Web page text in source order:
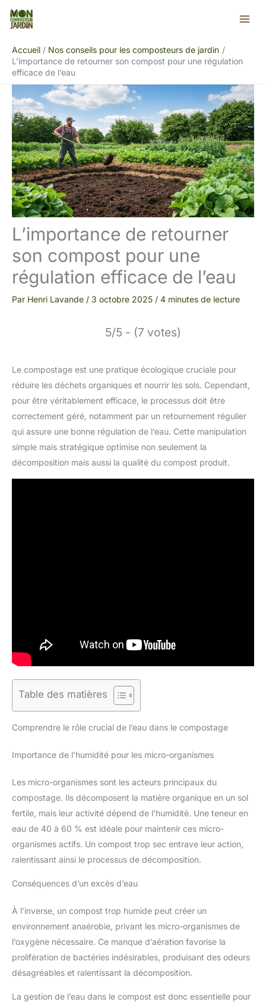
Aller
Accueil
Nos conseils pour les composteurs de jardin
L’importance de retourner son compost pour une régulation
efficace de l’eau
L’importance de retourner
son compost pour une
régulation efficace de l’eau
Par Henri Lavande / 3 octobre 2025 / 4 minutes de lecture
5/5 - (7 votes)
Le compostage est une pratique écologique cruciale pour
réduire les déchets organiques et nourrir les sols. Cependant,
pour être véritablement efficace, le processus doit être
correctement géré, notamment par un retournement régulier
qui assure une bonne régulation de l’eau. Cette manipulation
simple mais stratégique optimise non seulement la
décomposition mais aussi la qualité du compost produit.
Table des matières
Comprendre le rôle crucial de l’eau dans le compostage
Importance de l’humidité pour les micro-organismes
Les micro-organismes sont les acteurs principaux du
compostage. Ils décomposent la matière organique en un sol
fertile, mais leur activité dépend de l’humidité. Une teneur en
eau de 40 à 60 % est idéale pour maintenir ces micro-
organismes actifs. Un compost trop sec entrave leur action,
ralentissant ainsi le processus de décomposition.
Conséquences d’un excès d’eau
À l’inverse, un compost trop humide peut créer un
environnement anaérobie, privant les micro-organismes de
l’oxygène nécessaire. Ce manque d’aération favorise la
prolifération de bactéries indésirables, produisant des odeurs
désagréables et ralentissant la décomposition.
La gestion de l’eau dans le compost est donc essentielle pour
Rechercher